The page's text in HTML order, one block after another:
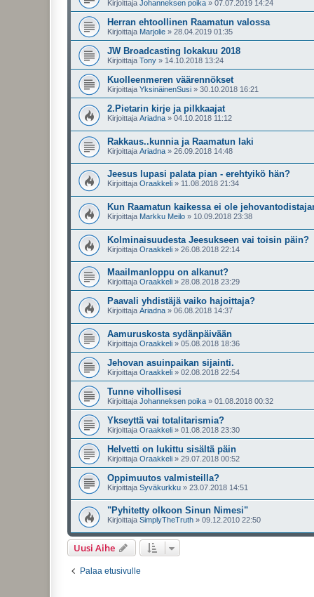
Kirjoittaja Johanneksen poika » 07.07.2019 14:24
Herran ehtoollinen Raamatun valossa
Kirjoittaja Marjolie » 28.04.2019 01:35
JW Broadcasting lokakuu 2018
Kirjoittaja Tony » 14.10.2018 13:24
Kuolleenmeren väärennökset
Kirjoittaja YksinäinenSusi » 30.10.2018 16:21
2.Pietarin kirje ja pilkkaajat
Kirjoittaja Ariadna » 04.10.2018 11:12
Rakkaus..kunnia ja Raamatun laki
Kirjoittaja Ariadna » 26.09.2018 14:48
Jeesus lupasi palata pian - erehtyikö hän?
Kirjoittaja Oraakkeli » 11.08.2018 21:34
Kun Raamatun kaikessa ei ole
Kirjoittaja Markku Meilo » 10.09.2018 23:38
Kolminaisuudesta Jeesukseen vai toisin päin?
Kirjoittaja Oraakkeli » 26.08.2018 22:14
Maailmanloppu on alkanut?
Kirjoittaja Oraakkeli » 28.08.2018 23:29
Paavali yhdistäjä vaiko hajoittaja?
Kirjoittaja Ariadna » 06.08.2018 14:37
Aamuruskosta sydänpäivään
Kirjoittaja Oraakkeli » 05.08.2018 18:36
Jehovan asuinpaikan sijainti.
Kirjoittaja Oraakkeli » 02.08.2018 22:54
Tunne vihollisesi
Kirjoittaja Johanneksen poika » 01.08.2018 00:32
Ykseyttä vai totalitarismia?
Kirjoittaja Oraakkeli » 01.08.2018 23:30
Helvetti on lukittu sisältä päin
Kirjoittaja Oraakkeli » 29.07.2018 00:52
Oppimuutos valmisteilla?
Kirjoittaja Syväkurkku » 23.07.2018 14:51
"Pyhitetty olkoon Sinun Nimesi"
Kirjoittaja SimplyTheTruth » 09.12.2010 22:50
Uusi Aihe
Palaa etusivulle